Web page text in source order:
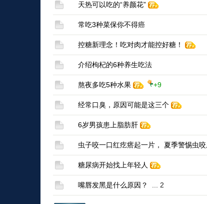
天热可以吃的“养颜花”
常吃3种菜保你不得癌
控糖新理念！吃对肉才能控好糖！
介绍枸杞的6种养生吃法
熬夜多吃5种水果 +9
经常口臭，原因可能是这三个
6岁男孩患上脂肪肝
虫子咬一口红疙瘩起一片， 夏季警惕虫
糖尿病开始找上年轻人
嘴唇发黑是什么原因？ 2